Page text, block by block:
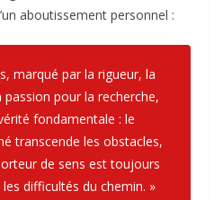
aboutissement personnel :
marqué par la rigueur, la
pour la recherche,
fondamentale : le
transcende les obstacles,
de sens est toujours
difficultés du chemin. »